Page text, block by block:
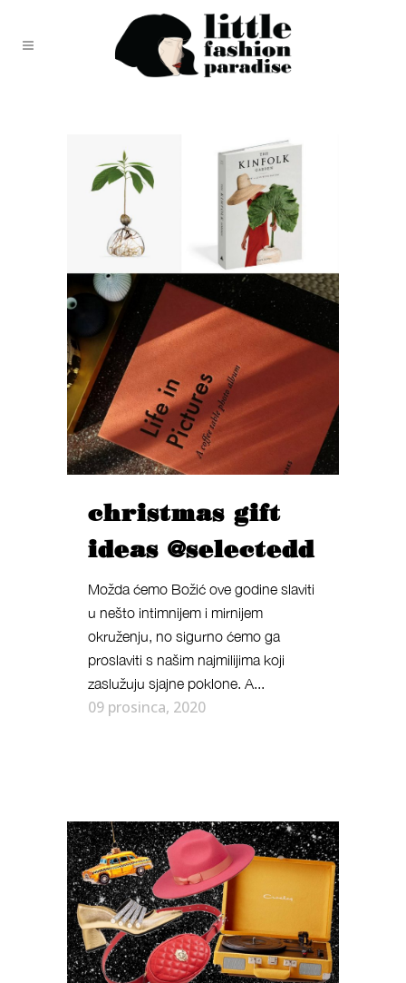
christmas gift
ideas @selectedd
Možda ćemo Božić ove godine slaviti
u nešto intimnijem i mirnijem
okruženju, no sigurno ćemo ga
proslaviti s našim najmilijima koji
zaslužuju sjajne poklone. A...
09 prosinca, 2020